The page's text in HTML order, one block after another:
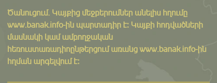
Ծանուցում․ Կայքից մեջբերումներ անելիս հղումը
www.banak.info-ին պարտադիր է: Կայքի հոդվածների
մասնակի կամ ամբողջական
հեռուստառադիոընթերցում առանց www.banak.info-ին
հղման արգելվում է: